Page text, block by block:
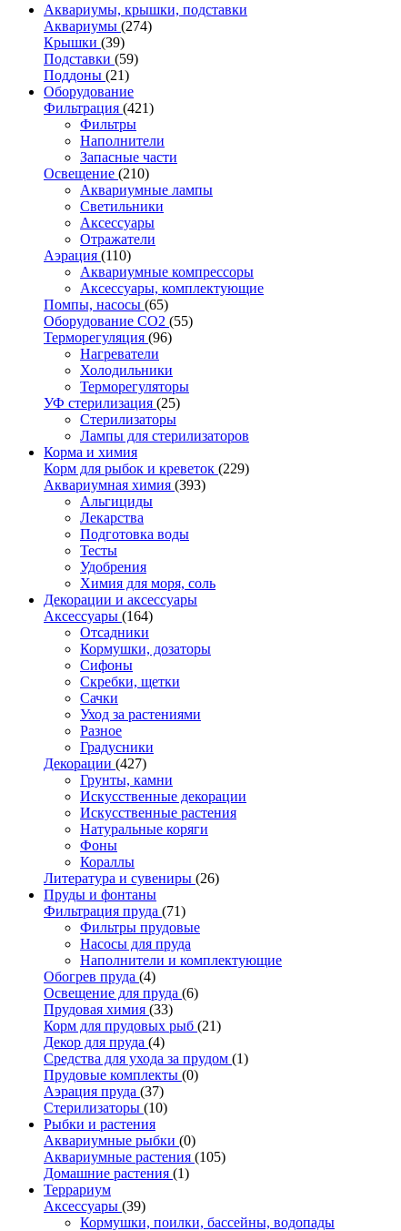
Аквариумы, крышки, подставки
Аквариумы (274)
Крышки (39)
Подставки (59)
Поддоны (21)
Оборудование
Фильтрация (421)
Фильтры
Наполнители
Запасные части
Освещение (210)
Аквариумные лампы
Светильники
Аксессуары
Отражатели
Аэрация (110)
Аквариумные компрессоры
Аксессуары, комплектующие
Помпы, насосы (65)
Оборудование CO2 (55)
Терморегуляция (96)
Нагреватели
Холодильники
Терморегуляторы
УФ стерилизация (25)
Стерилизаторы
Лампы для стерилизаторов
Корма и химия
Корм для рыбок и креветок (229)
Аквариумная химия (393)
Альгициды
Лекарства
Подготовка воды
Тесты
Удобрения
Химия для моря, соль
Декорации и аксессуары
Аксессуары (164)
Отсадники
Кормушки, дозаторы
Сифоны
Скребки, щетки
Сачки
Уход за растениями
Разное
Градусники
Декорации (427)
Грунты, камни
Искусственные декорации
Искусственные растения
Натуральные коряги
Фоны
Кораллы
Литература и сувениры (26)
Пруды и фонтаны
Фильтрация пруда (71)
Фильтры прудовые
Насосы для пруда
Наполнители и комплектующие
Обогрев пруда (4)
Освещение для пруда (6)
Прудовая химия (33)
Корм для прудовых рыб (21)
Декор для пруда (4)
Средства для ухода за прудом (1)
Прудовые комплекты (0)
Аэрация пруда (37)
Стерилизаторы (10)
Рыбки и растения
Аквариумные рыбки (0)
Аквариумные растения (105)
Домашние растения (1)
Террариум
Аксессуары (39)
Кормушки, поилки, бассейны, водопады